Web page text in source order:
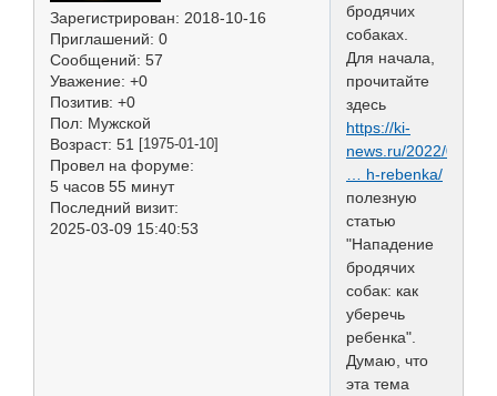
Зарегистрирован: 2018-10-16
Приглашений: 0
Сообщений: 57
Уважение: +0
Позитив: +0
Пол: Мужской
Возраст: 51 [1975-01-10]
Провел на форуме:
5 часов 55 минут
Последний визит:
2025-03-09 15:40:53
бродячих
собаках.
Для начала,
прочитайте
здесь
https://ki-
news.ru/2022/08/20/
… h-rebenka/
полезную
статью
"Нападение
бродячих
собак: как
уберечь
ребенка".
Думаю, что
эта тема